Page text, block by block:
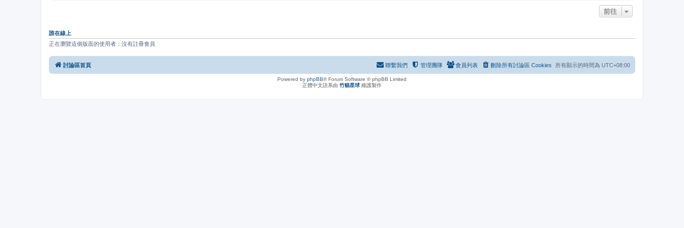
前往
誰在線上
正在瀏覽這個版面的使用者：沒有註冊會員
討論區首頁 所有顯示的時間為 UTC+08:00
刪除所有討論區 Cookies
會員列表
管理團隊
聯繫我們
Powered by phpBB® Forum Software © phpBB Limited
正體中文語系由 竹貓星球 維護製作